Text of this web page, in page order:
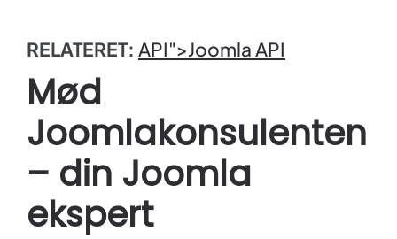
RELATERET: API">JoomlaAPI
Mød
Joomlakonsulenten
– din Joomla
ekspert